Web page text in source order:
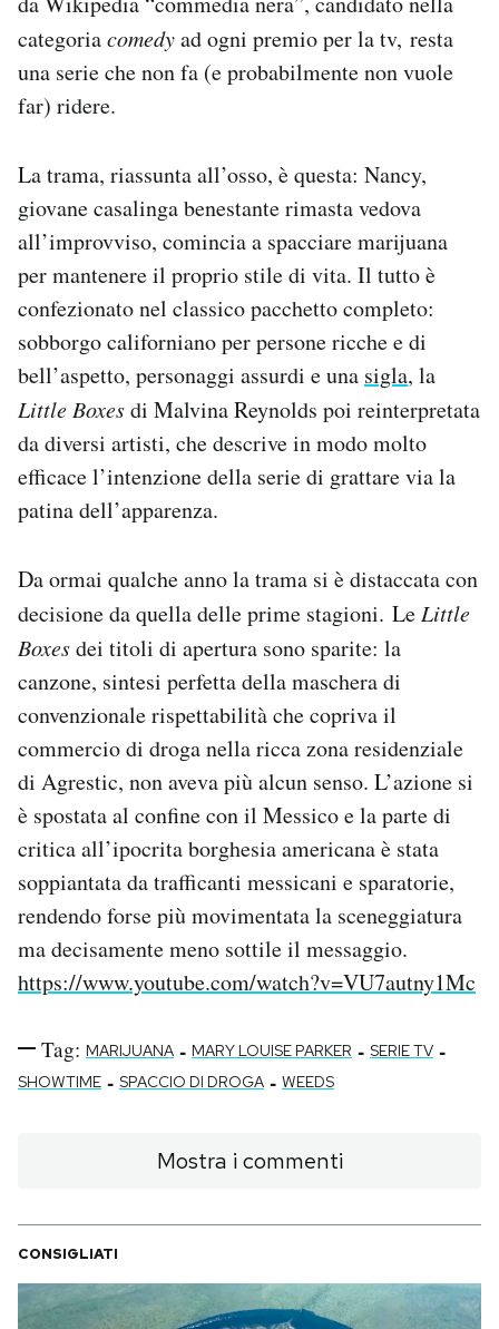
categoriacomedyad ogni premio per la tv, resta
una serie che non fa (e probabilmente non vuole
far) ridere.
La trama, riassunta all’osso, è questa: Nancy,
giovane casalinga benestante rimasta vedova
all’improvviso, comincia a spacciare marijuana
per mantenere il proprio stile di vita. Il tutto è
confezionato nel classico pacchetto completo:
sobborgo californiano per persone ricche e di
bell’aspetto, personaggi assurdi e una sigla, la
Little Boxesdi Malvina Reynolds poi reinterpretata
da diversi artisti, che descrive in modo molto
efficace l’intenzione della serie di grattare via la
patina dell’apparenza.
Da ormai qualche anno la trama si è distaccata con
decisione da quella delle prime stagioni. Le Little
Boxesdei titoli di apertura sono sparite: la
canzone, sintesi perfetta della maschera di
convenzionale rispettabilità che copriva il
commercio di droga nella ricca zona residenziale
di Agrestic, non aveva più alcun senso. L’azione si
è spostata al confine con il Messico e la parte di
critica all’ipocrita borghesia americana è stata
soppiantata da trafficanti messicani e sparatorie,
rendendo forse più movimentata la sceneggiatura
ma decisamente meno sottile il messaggio.
https://www.youtube.com/watch?v=VU7autny1Mc
Tag: MARIJUANA - MARY LOUISE PARKER - SERIE TV -
SHOWTIME - SPACCIO DI DROGA - WEEDS
Mostra i commenti
CONSIGLIATI